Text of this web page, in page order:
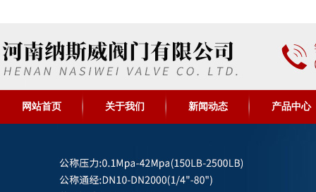
网站首页 关于我们 新闻动态 产品中心